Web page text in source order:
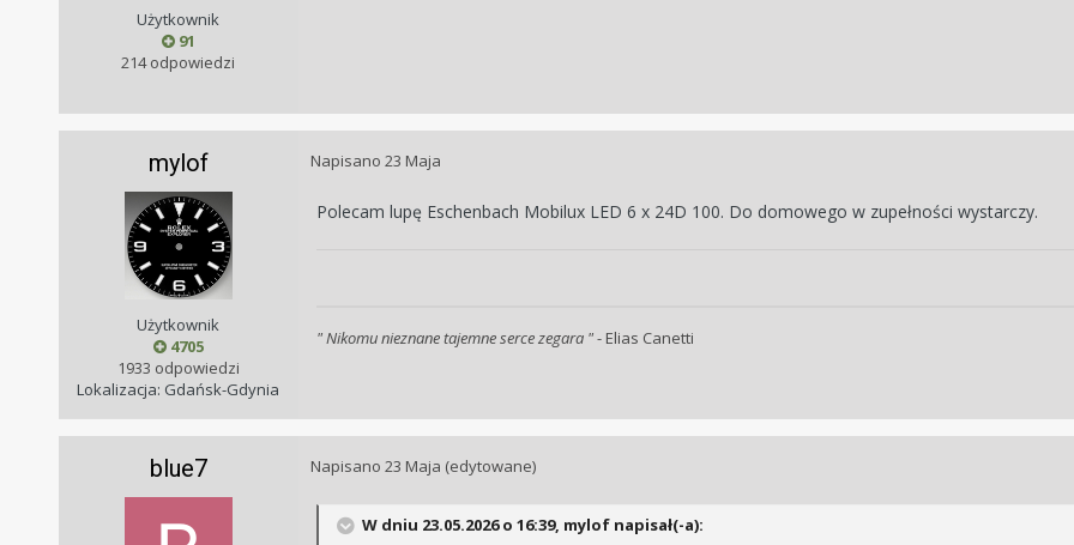
Użytkownik
91
214 odpowiedzi
mylof
Użytkownik
4705
1933 odpowiedzi
Lokalizacja: Gdańsk-Gdynia
Napisano 23 Maja
Polecam lupę Eschenbach Mobilux LED 6 x 24D 100. Do domowego w zupełności wystarczy.
" Nikomu nieznane tajemne serce zegara "- Elias Canetti
blue7 Napisano 23 Maja (edytowane)
W dniu 23.05.2026 o 16:39, mylofnapisał(-a):